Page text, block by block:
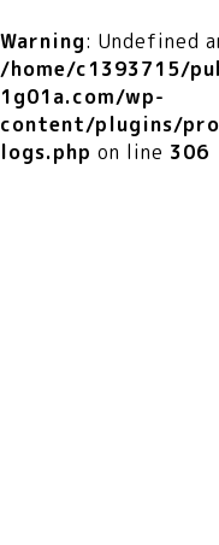
Warning: Undefined
/home/c1393715/
1g01a.com/wp-
content/plugins/
logs.php on line 306